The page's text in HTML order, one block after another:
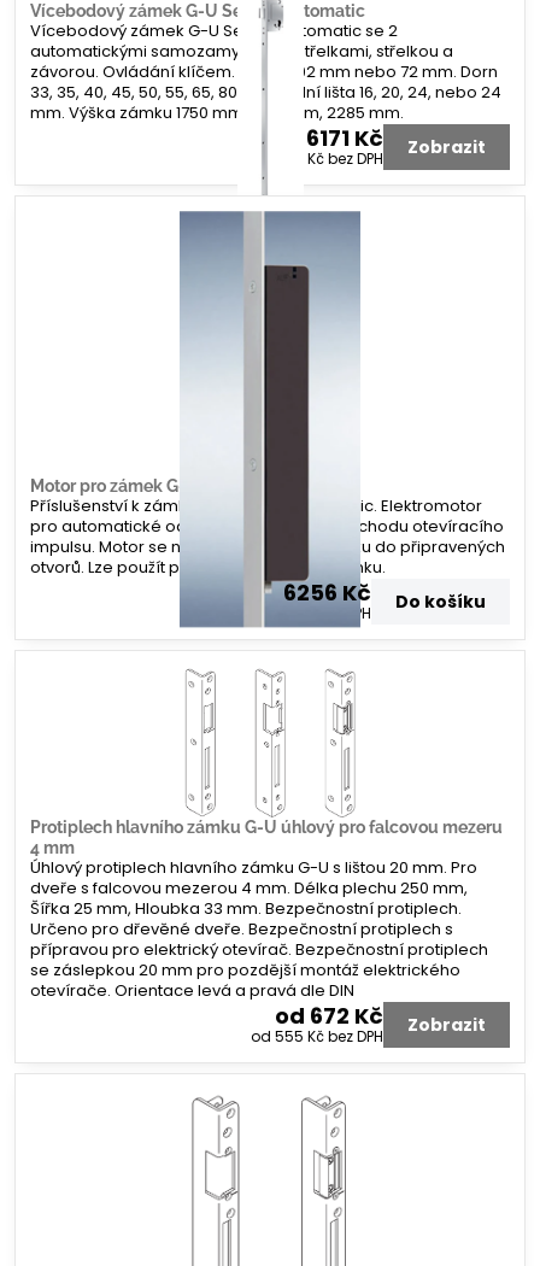
Vícebodový zámek G-U Secury Automatic
Vícebodový zámek G-U Secury Automatic se 2
automatickými samozamykacími střelkami, střelkou a
závorou. Ovládání klíčem. Rozteč 92 mm nebo 72 mm. Dorn
33, 35, 40, 45, 50, 55, 65, 80 mm. Čelní lišta 16, 20, 24, nebo 24
mm. Výška zámku 1750 mm, 1935 mm, 2285 mm.
6171 Kč
5100 Kčbez DPH Zobrazit
Motor pro zámek G-U A-otevírač
Příslušenství k zámku G-U Secury Automatic. Elektromotor
pro automatické odemknutí zámku po příchodu otevíracího
impulsu. Motor se namontuje na lištu zámku do připravených
otvorů. Lze použít po všechny varianty zámku.
6256 Kč
bez DPH Do košíku
Protiplech hlavního zámku G-U úhlový pro falcovou mezeru
4 mm
Úhlový protiplech hlavního zámku G-U s lištou 20 mm. Pro
dveře s falcovou mezerou 4 mm. Délka plechu 250 mm,
Šířka 25 mm, Hloubka 33 mm. Bezpečnostní protiplech.
Určeno pro dřevěné dveře. Bezpečnostní protiplech s
přípravou pro elektrický otevírač. Bezpečnostní protiplech
se záslepkou 20 mm pro pozdější montáž elektrického
otevírače. Orientace levá a pravá dle DIN
od 672 Kč
od 555 Kčbez DPH Zobrazit